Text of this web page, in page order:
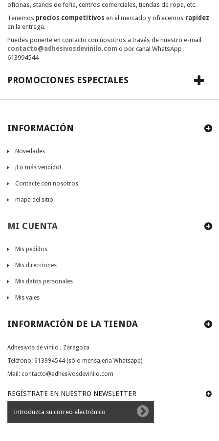
oficinas, stands de feria, centros comerciales, tiendas de ropa, etc.
Tenemos precios competitivos en el mercado y ofrecemos rapidez
en la entrega.
Puedes ponerte en contacto con nosotros a través de nuestro e-mail
contacto@adhesivosdevinilo.com o por canal WhatsApp
613994544
PROMOCIONES ESPECIALES
INFORMACIÓN
Novedades
¡Lo más vendido!
Contacte con nosotros
mapa del sitio
MI CUENTA
Mis pedidos
Mis direcciones
Mis datos personales
Mis vales
INFORMACIÓN DE LA TIENDA
Adhesivos de vinilo , Zaragoza
Teléfono: 613994544 (sólo mensajería Whatsapp)
Mail: contacto@adhesivosdevinilo.com
REGÍSTRATE EN NUESTRO NEWSLETTER